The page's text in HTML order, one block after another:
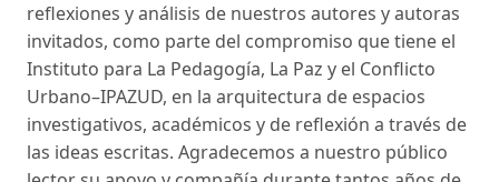
reflexiones y análisis de nuestros autores y autoras
invitados, como parte del compromiso que tiene el
Instituto para La Pedagogía, La Paz y el Conflicto
Urbano–IPAZUD, en la arquitectura de espacios
investigativos, académicos y de reflexión a través de
las ideas escritas. Agradecemos a nuestro público